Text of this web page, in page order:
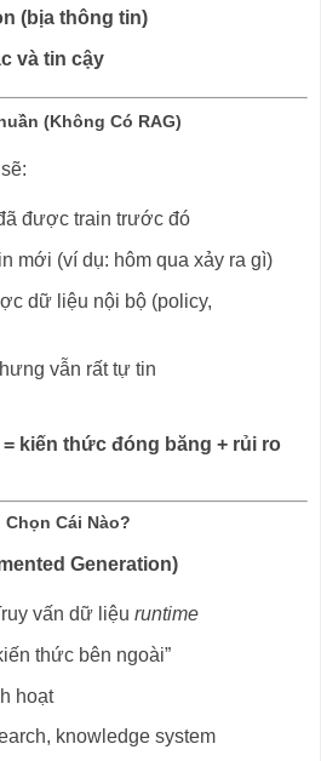
(bịa thông tin)
và tin cậy
(Không Có RAG)
được train trước đó
mới (ví dụ: hôm qua xảy ra gì)
dữ liệu nội bộ (policy,
vẫn rất tự tin
= kiến thức đóng băng + rủi ro
Cái Nào?
Generation)
vấn dữ liệu runtime
thức bên ngoài”
hoạt
knowledge system